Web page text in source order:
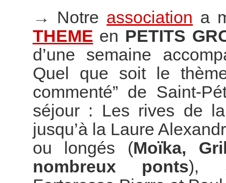
→ Notre association a
THEME en PETITS
d’une semaine
Quel que soit le
commenté” de Saint-
séjour : Les rives de
jusqu’à la Laure
ou longés (Moïka,
nombreux ponts),